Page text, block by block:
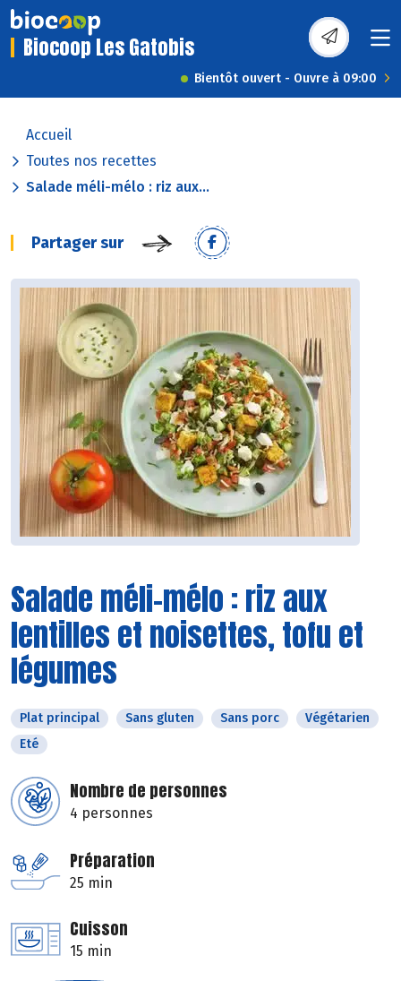
Biocoop Les Gatobis
Bientôt ouvert - Ouvre à 09:00
Accueil
Toutes nos recettes
Salade méli-mélo : riz aux...
Partager sur
Salade méli-mélo : riz aux
lentilles et noisettes, tofu et
légumes
Plat principal Sans gluten Sans porc
Végétarien
Eté
Nombre de personnes
4 personnes
Préparation
25 min
Cuisson
15 min